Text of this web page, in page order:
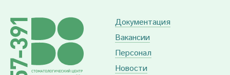
Документация
Вакансии
Персонал
Новости